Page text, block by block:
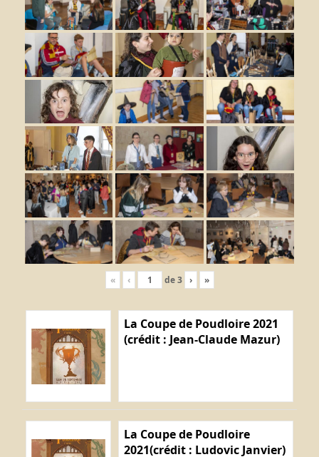
« ‹ de3 › »
La Coupe de Poudloire 2021
(crédit : Jean-Claude Mazur)
La Coupe de Poudloire
2021(crédit : Ludovic Janvier)